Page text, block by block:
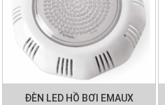
ĐÈN LED HỒ BƠI EMAUX